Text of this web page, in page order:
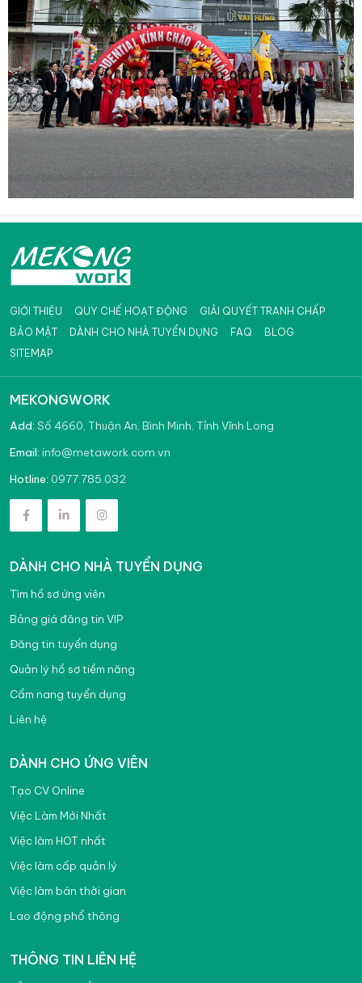
GIỚI THIỆU QUY CHẾ HOẠT ĐỘNG
GIẢI QUYẾT TRANH CHẤP
BẢO MẬT
DÀNH CHO NHÀ TUYỂN DỤNG FAQ
BLOG
SITEMAP
MEKONGWORK
Add: Số 4660, Thuận An, Bình Minh, Tỉnh Vĩnh Long
Email: info@metawork.com.vn
Hotline: 0977.785.032
DÀNH CHO NHÀ TUYỂN DỤNG
Tìm hồ sơ ứng viên
Bảng giá đăng tin VIP
Đăng tin tuyển dụng
Quản lý hồ sơ tiềm năng
Cẩm nang tuyển dụng
Liên hệ
DÀNH CHO ỨNG VIÊN
Tạo CV Online
Việc Làm Mới Nhất
Việc làm HOT nhất
Việc làm cấp quản lý
Việc làm bán thời gian
Lao động phổ thông
THÔNG TIN LIÊN HỆ